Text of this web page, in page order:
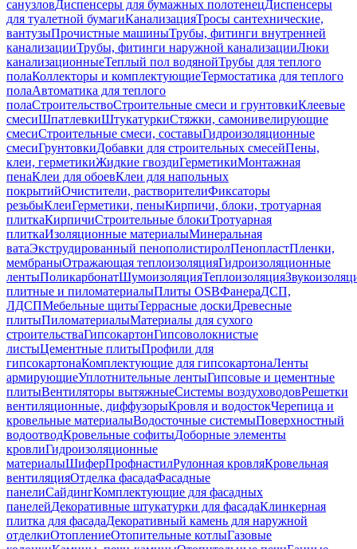
санузловДиспенсеры для бумажных полотенецДиспенсеры
для туалетной бумагиКанализацияТросы сантехнические,
вантузыПрочистные машиныТрубы, фитинги внутренней
канализацииТрубы, фитинги наружной канализацииЛюки
канализационныеТеплый пол водянойТрубы для теплого
полаКоллекторы и комплектующиеТермостатика для теплого
полаАвтоматика для теплого
полаСтроительствоСтроительные смеси и грунтовкиКлеевые
смесиШпатлевкиШтукатуркиСтяжки, самонивелирующие
смесиСтроительные смеси, составыГидроизоляционные
смесиГрунтовкиДобавки для строительных смесейПены,
клеи, герметикиЖидкие гвоздиГерметикиМонтажная
пенаКлеи для обоевКлеи для напольных
покрытийОчистители, растворителиФиксаторы
резьбыКлеиГерметики, пеныКирпичи, блоки, тротуарная
плиткаКирпичиСтроительные блокиТротуарная
плиткаИзоляционные материалыМинеральная
ватаЭкструдированный пенополистиролПенопластПленки,
мембраныОтражающая теплоизоляцияГидроизоляционные
лентыПоликарбонатШумоизоляцияТеплоизоляция
плитные и пиломатериалыПлиты OSBФанераДСП,
ЛДСПМебельные щитыТеррасные доскиДревесные
плитыПиломатериалыМатериалы для сухого
строительстваГипсокартонГипсоволокнистые
листыЦементные плитыПрофили для
гипсокартонаКомплектующие для гипсокартонаЛенты
армирующиеУплотнительные лентыГипсовые и цементные
плитыВентиляторы вытяжныеСистемы воздуховодовРешетки
вентиляционные, диффузорыКровля и водостокЧерепица и
кровельные материалыВодосточные системыПоверхностный
водоотводКровельные софитыДоборные элементы
кровлиГидроизоляционные
материалыШиферПрофнастилРулонная кровляКровельная
вентиляцияОтделка фасадаФасадные
панелиСайдингКомплектующие для фасадных
панелейДекоративные штукатурки для фасадаКлинкерная
плитка для фасадаДекоративный камень для наружной
отделкиОтоплениеОтопительные котлыГазовые